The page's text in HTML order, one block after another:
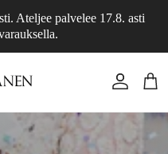
Ateljee palvelee 17.8. asti
Tili